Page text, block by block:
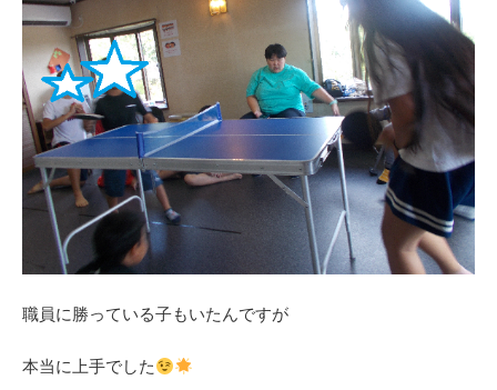
職員に勝っている子もいたんですが
本当に上手でした